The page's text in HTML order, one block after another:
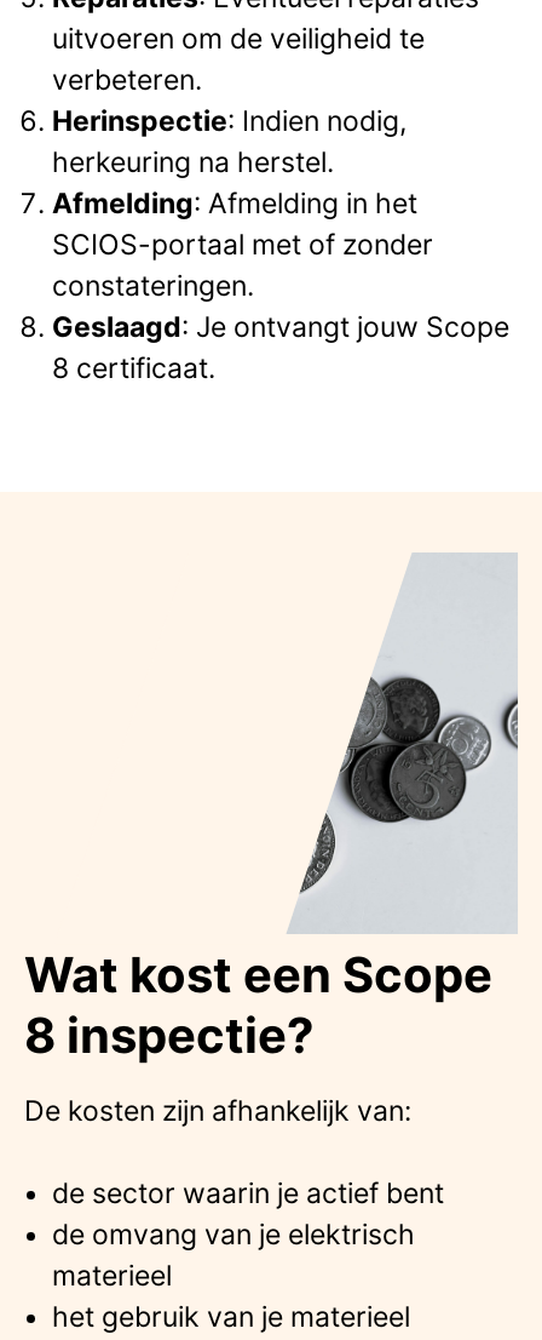
uitvoeren om de veiligheid te
verbeteren.
Herinspectie: Indien nodig,
herkeuring na herstel.
Afmelding: Afmelding in het
SCIOS-portaal met of zonder
constateringen.
Geslaagd: Je ontvangt jouw Scope
8 certificaat.
Wat kost een Scope
8 inspectie?
De kosten zijn afhankelijk van:
de sector waarin je actief bent
de omvang van je elektrisch
materieel
het gebruik van je materieel